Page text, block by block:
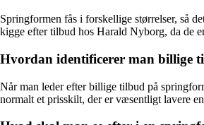
Springformen fås i forskellige størrelser, så
kigge efter tilbud hos Harald Nyborg, da de
Hvordan identificerer man billige
Når man leder efter billige tilbud på
normalt et prisskilt, der er væsentligt lavere